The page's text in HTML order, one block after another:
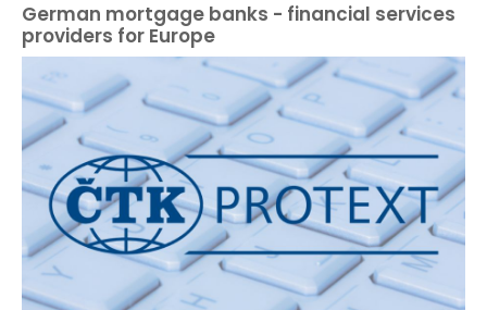
German mortgage banks - financial services
providers for Europe